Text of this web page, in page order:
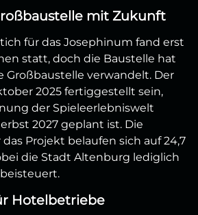
mit Zukunft
für das Josephinum fand erst
statt, doch die Baustelle hat
Großbaustelle verwandelt. Der
2025 fertiggestellt sein,
der Spieleerlebniswelt
2027 geplant ist. Die
Projekt belaufen sich auf 24,7
die Stadt Altenburg lediglich
Hotelbetriebe